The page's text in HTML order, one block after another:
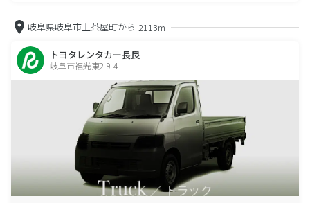
岐阜県岐阜市上茶屋町から 2113m
トヨタレンタカー長良
岐阜市福光東2-9-4